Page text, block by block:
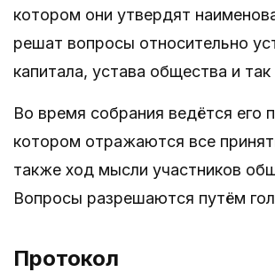
котором они утвердят
решат вопросы относительно
капитала, устава общества и так
Во время собрания ведётся его
котором отражаются все
также ход мысли участников
Вопросы разрешаются путём
Протокол